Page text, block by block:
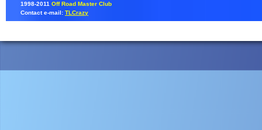
1998-2011 Off Road Master Club
Contact e-mail: TLCrazy